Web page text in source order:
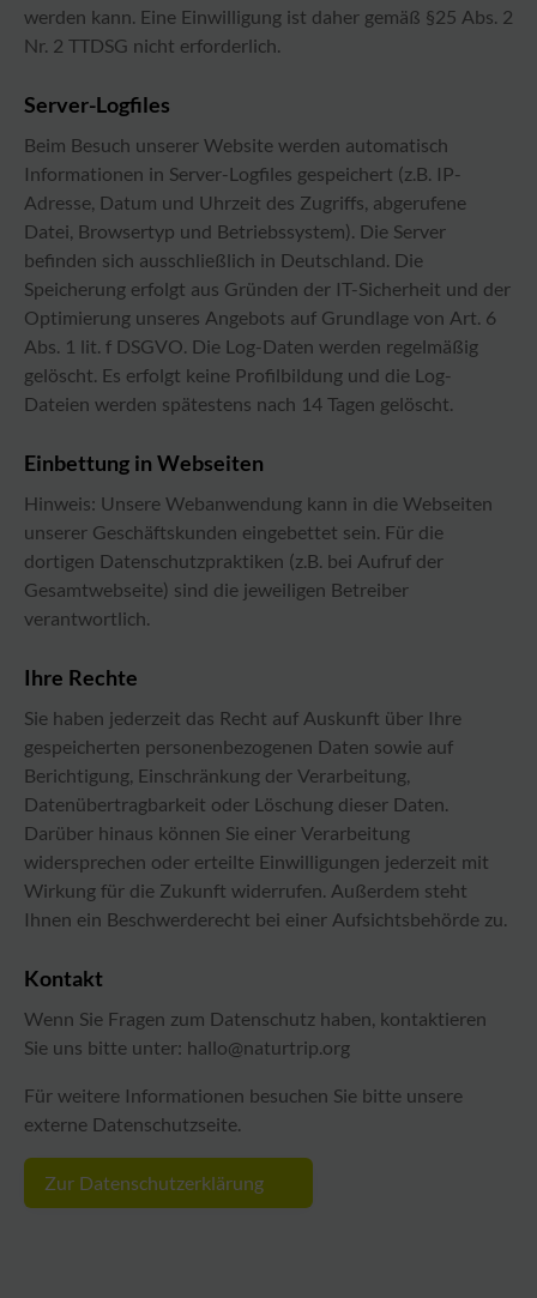
werden kann. Eine Einwilligung ist daher gemäß §25 Abs. 2
Nr. 2 TTDSG nicht erforderlich.
Server-Logfiles
Beim Besuch unserer Website werden automatisch
Informationen in Server-Logfiles gespeichert (z.B. IP-
Adresse, Datum und Uhrzeit des Zugriffs, abgerufene
Datei, Browsertyp und Betriebssystem). Die Server
befinden sich ausschließlich in Deutschland. Die
Speicherung erfolgt aus Gründen der IT-Sicherheit und der
Optimierung unseres Angebots auf Grundlage von Art. 6
Abs. 1 lit. f DSGVO. Die Log-Daten werden regelmäßig
gelöscht. Es erfolgt keine Profilbildung und die Log-
Dateien werden spätestens nach 14 Tagen gelöscht.
Einbettung in Webseiten
Hinweis: Unsere Webanwendung kann in die Webseiten
unserer Geschäftskunden eingebettet sein. Für die
dortigen Datenschutzpraktiken (z.B. bei Aufruf der
Gesamtwebseite) sind die jeweiligen Betreiber
verantwortlich.
Ihre Rechte
Sie haben jederzeit das Recht auf Auskunft über Ihre
gespeicherten personenbezogenen Daten sowie auf
Berichtigung, Einschränkung der Verarbeitung,
Datenübertragbarkeit oder Löschung dieser Daten.
Darüber hinaus können Sie einer Verarbeitung
widersprechen oder erteilte Einwilligungen jederzeit mit
Wirkung für die Zukunft widerrufen. Außerdem steht
Ihnen ein Beschwerderecht bei einer Aufsichtsbehörde zu.
Kontakt
Wenn Sie Fragen zum Datenschutz haben, kontaktieren
Sie uns bitte unter: hallo@naturtrip.org
Für weitere Informationen besuchen Sie bitte unsere
externe Datenschutzseite.
Zur Datenschutzerklärung